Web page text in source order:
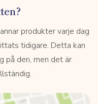
produkter varje dag
tidigare. Detta kan
på den, men det är